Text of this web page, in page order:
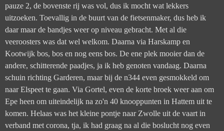
pauze 2, de bovenste rij was vol, dus ik mocht wat lekkers
uitzoeken. Toevallig in de buurt van de fietsenmaker, dus heb ik
daar maar de bandjes weer op niveau gebracht. Met al die
veeroosters was dat wel welkom. Daarna via Harskamp en
Kootwijk bos, bos en nog eens bos. De ene plek mooier dan de
andere, schitterende paadjes, ja ik heb genoten vandaag. Daarna
schuin richting Garderen, maar bij de n344 even gesmokkeld om
naar Elspeet te gaan. Via Gortel, even de korte broek weer aan om
Epe heen om uiteindelijk na zo'n 40 knooppunten in Hattem uit te
komen. Helaas was het kleine pontje naar Zwolle uit de vaart in
verband met corona, tja, ik had graag na al die boslucht nog even